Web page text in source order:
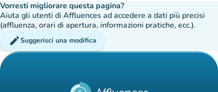
Vorresti migliorare questa pagina?
Aiuta gli utenti di Affluences ad accedere a dati più precisi
(affluenza, orari di apertura, informazioni pratiche, ecc.).
editSuggerisci una modifica